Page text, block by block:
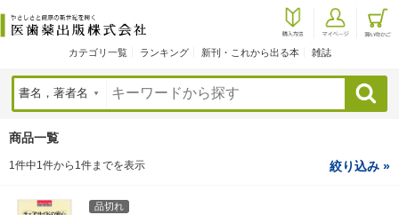
カテゴリ一覧 ランキング 新刊・これから出る本 雑誌
検索
商品一覧
1件中1件から1件までを表示 絞り込み »
品切れ